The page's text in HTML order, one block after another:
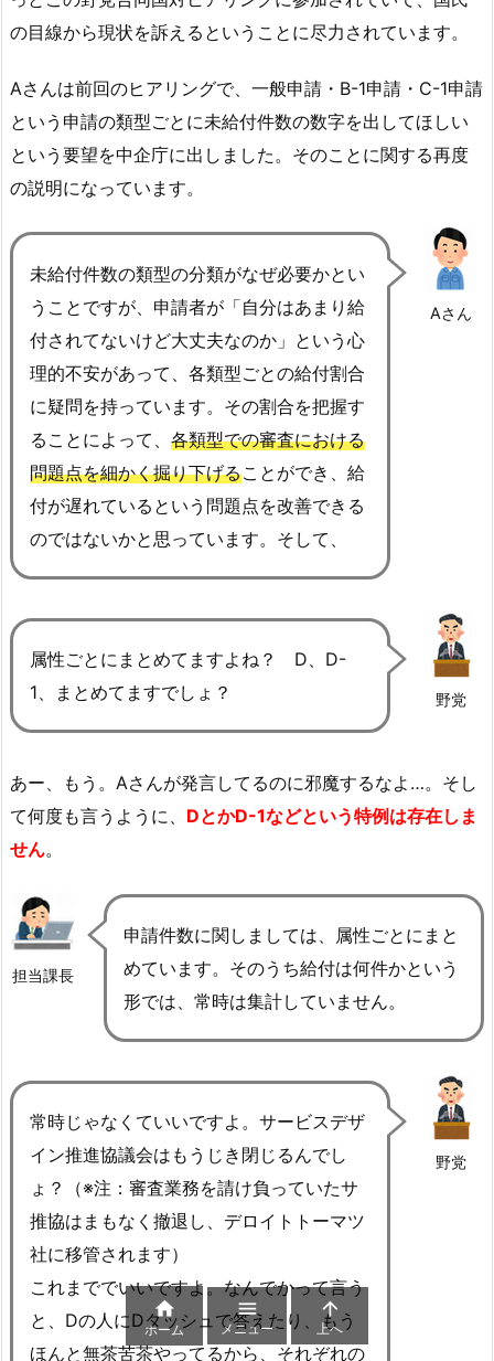
の目線から現状を訴えるということに尽力されています。
Aさんは前回のヒアリングで、一般申請・B-1申請・C-1申請
という申請の類型ごとに未給付件数の数字を出してほしい
という要望を中企庁に出しました。そのことに関する再度
の説明になっています。
Aさん
未給付件数の類型の分類がなぜ必要かとい
うことですが、申請者が「自分はあまり給
付されてないけど大丈夫なのか」という心
理的不安があって、各類型ごとの給付割合
に疑問を持っています。その割合を把握す
ることによって、 各類型での審査における
問題点を細かく掘り下げることができ、給
付が遅れているという問題点を改善できる
のではないかと思っています。そして、
野党
属性ごとにまとめてますよね？ D、D-
1、まとめてますでしょ？
あー、もう。Aさんが発言してるのに邪魔するなよ…。そし
て何度も言うように、 DとかD-1などという特例は存在しま
せん。
担当課長
申請件数に関しましては、属性ごとにまと
めています。そのうち給付は何件かという
形では、常時は集計していません。
野党
常時じゃなくていいですよ。サービスデザ
イン推進協議会はもうじき閉じるんでし
ょ？（※注：審査業務を請け負っていたサ
推協はまもなく撤退し、デロイトトーマツ
社に移管されます）
これまででいいですよ。なんでかって言う
と、Dの人にDダッシュで答えたり、もう
ほんと無茶苦茶やってるから、それぞれの

ホーム

メニュー

上へ